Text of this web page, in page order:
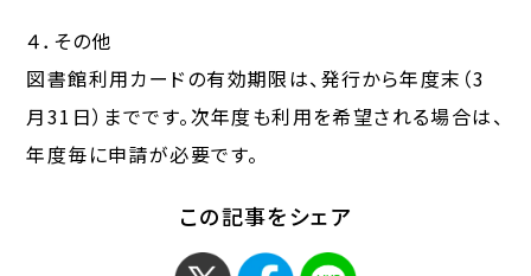
４．その他
図書館利用カードの有効期限は、発行から年度末（3
月31日）までです。次年度も利用を希望される場合は、
年度毎に申請が必要です。
この記事をシェア